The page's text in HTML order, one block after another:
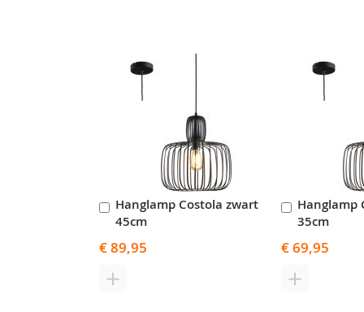
Hanglamp Costola zwart
45cm
€ 89,95
In
Winkelwagen
TOEVOEGEN
Hanglamp
35cm
€ 69,95
In
TOEVOEGEN